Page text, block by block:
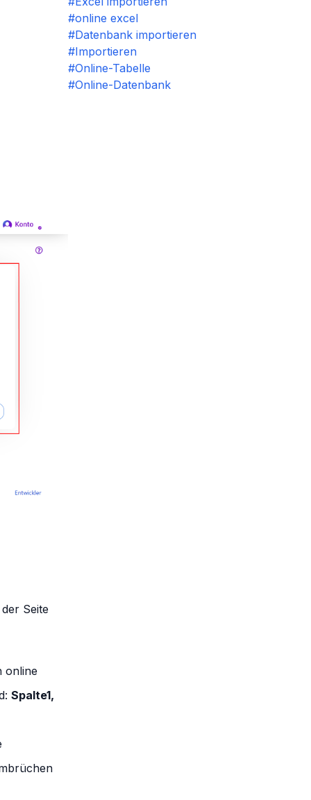
Seite
online
Spalte1,
#online excel
#Datenbank importieren
#Importieren
#Online-Tabelle
#Online-Datenbank